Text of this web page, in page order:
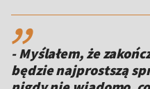
,,
- Myślałem, że
będzie najprostszą